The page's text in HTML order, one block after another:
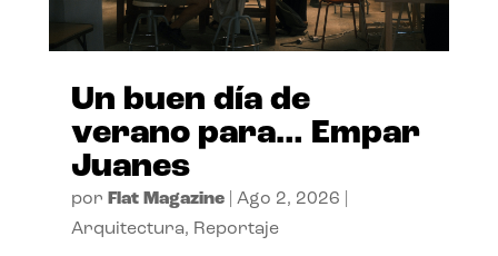
Un buen día de
verano para… Empar
Juanes
por Flat Magazine| Ago 2, 2026
Arquitectura, Reportaje